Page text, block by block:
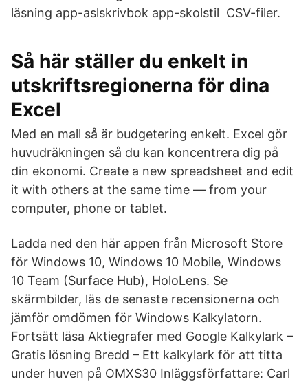
läsning app-aslskrivbok app-skolstil CSV-filer.
Så här ställer du enkelt in
utskriftsregionerna för dina
Excel
Med en mall så är budgetering enkelt. Excel gör
huvudräkningen så du kan koncentrera dig på
din ekonomi. Create a new spreadsheet and edit
it with others at the same time — from your
computer, phone or tablet.
Ladda ned den här appen från Microsoft Store
för Windows 10, Windows 10 Mobile, Windows
10 Team (Surface Hub), HoloLens. Se
skärmbilder, läs de senaste recensionerna och
jämför omdömen för Windows Kalkylatorn.
Fortsätt läsa Aktiegrafer med Google Kalkylark –
Gratis lösning Bredd – Ett kalkylark för att titta
under huven på OMXS30 Inläggsförfattare: Carl